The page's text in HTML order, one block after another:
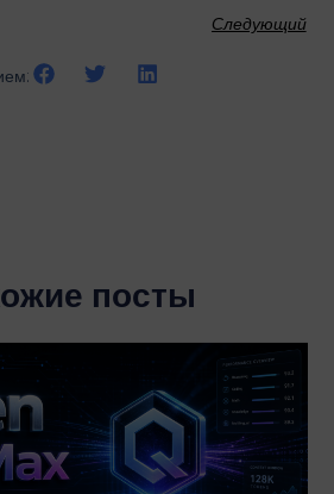
Следующий
посты